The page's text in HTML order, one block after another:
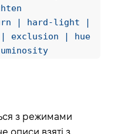
| hard-light |
| hue
з режимами